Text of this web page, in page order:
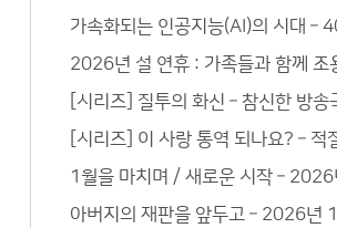
가속화되는 인공지능(AI)의 시대 –
2026년 설 연휴 : 가족들과 함께
[시리즈] 질투의 화신 – 참신한 방
[시리즈] 이 사랑 통역 되나요? –
1월을 마치며 / 새로운 시작 –
아버지의 재판을 앞두고 – 2026년